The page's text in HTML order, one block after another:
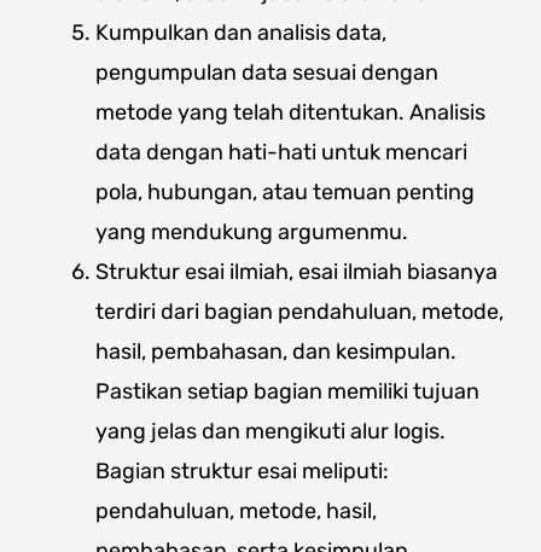
Kumpulkan dan analisis data,
pengumpulan data sesuai dengan
metode yang telah ditentukan. Analisis
data dengan hati-hati untuk mencari
pola, hubungan, atau temuan penting
yang mendukung argumenmu.
Struktur esai ilmiah, esai ilmiah biasanya
terdiri dari bagian pendahuluan, metode,
hasil, pembahasan, dan kesimpulan.
Pastikan setiap bagian memiliki tujuan
yang jelas dan mengikuti alur logis.
Bagian struktur esai meliputi:
pendahuluan, metode, hasil,